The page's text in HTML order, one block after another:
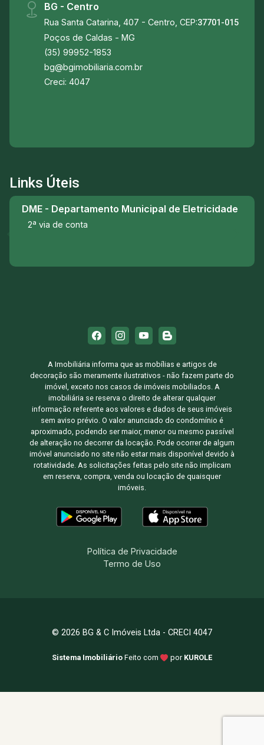
BG - Centro
Rua Santa Catarina, 407 - Centro, CEP:37701-015
Poços de Caldas - MG
(35) 99952-1853
bg@bgimobiliaria.com.br
Creci: 4047
Links Úteis
DME - Departamento Municipal de Eletricidade
2ª via de conta
A Imobiliária informa que as mobílias e artigos de
decoração são meramente ilustrativos - não fazem parte do
imóvel, exceto nos casos de imóveis mobiliados. A
imobiliária se reserva o direito de alterar qualquer
informação referente aos valores e dados de seus imóveis
sem aviso prévio. O valor anunciado do condomínio é
aproximado, podendo ser maior, menor ou mesmo passível
de alteração no decorrer da locação. Pode ocorrer de algum
imóvel anunciado no site não estar mais disponível devido à
rotatividade. As solicitações feitas pelo site não implicam
em reserva, compra, venda ou locação de quaisquer
imóveis.
Política de Privacidade
Termo de Uso
© 2026 BG & C Imóveis Ltda - CRECI 4047
Sistema Imobiliário Feito com por KUROLE